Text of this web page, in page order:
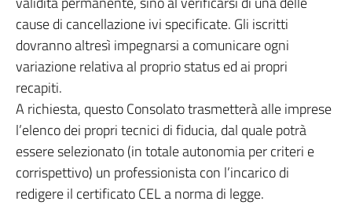
cause di cancellazione ivi specificate. Gli iscritti
dovranno altresì impegnarsi a comunicare ogni
variazione relativa al proprio status ed ai propri
recapiti.
A richiesta, questo Consolato trasmetterà alle imprese
l’elenco dei propri tecnici di fiducia, dal quale potrà
essere selezionato (in totale autonomia per criteri e
corrispettivo) un professionista con l’incarico di
redigere il certificato CEL a norma di legge.